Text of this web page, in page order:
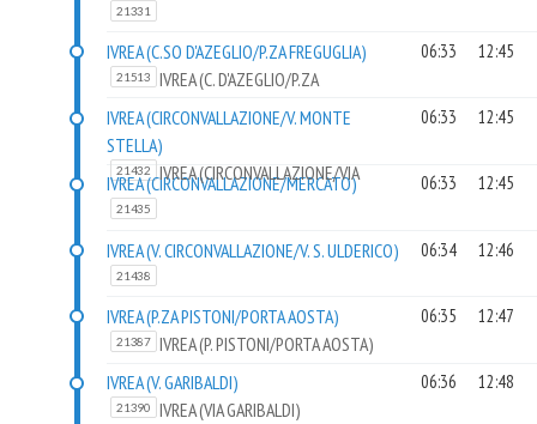
21331
IVREA (C.SO D'AZEGLIO/P.ZA FREGUGLIA)
21513
IVREA (C. D'AZEGLIO/P.ZA
FREGUGLIA)
06:33 12:45
IVREA (CIRCONVALLAZIONE/V. MONTE
STELLA)
21432
IVREA (CIRCONVALLAZIONE/VIA
06:33 12:45
IVREA (CIRCONVALLAZIONE/MERCATO)
21435
06:33 12:45
IVREA (V. CIRCONVALLAZIONE/V. S. ULDERICO)
21438
06:34 12:46
IVREA (P.ZA PISTONI/PORTA AOSTA)
21387 IVREA (P. PISTONI/PORTA AOSTA)
06:35 12:47
IVREA (V. GARIBALDI)
21390 IVREA (VIA GARIBALDI)
06:36 12:48